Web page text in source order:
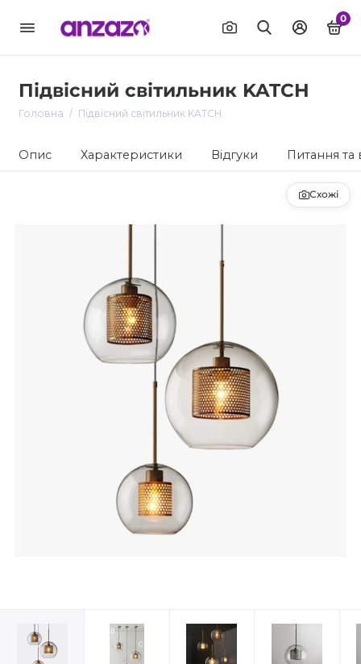
0
Підвісний світильник KATCH
Головна Підвісний світильник KATCH
Опис Характеристики Відгуки Питання та
Схожі